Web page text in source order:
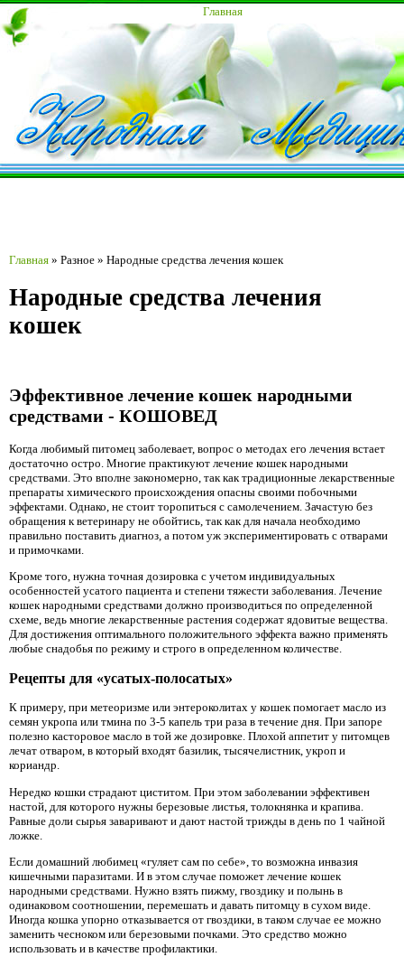
Главная
Главная » Разное » Народные средства лечения кошек
Народные средства лечения
кошек
Эффективное лечение кошек народными
средствами - КОШОВЕД
Когда любимый питомец заболевает, вопрос о методах его лечения встает
достаточно остро. Многие практикуют лечение кошек народными
средствами. Это вполне закономерно, так как традиционные лекарственные
препараты химического происхождения опасны своими побочными
эффектами. Однако, не стоит торопиться с самолечением. Зачастую без
обращения к ветеринару не обойтись, так как для начала необходимо
правильно поставить диагноз, а потом уж экспериментировать с отварами
и примочками.
Кроме того, нужна точная дозировка с учетом индивидуальных
особенностей усатого пациента и степени тяжести заболевания. Лечение
кошек народными средствами должно производиться по определенной
схеме, ведь многие лекарственные растения содержат ядовитые вещества.
Для достижения оптимального положительного эффекта важно применять
любые снадобья по режиму и строго в определенном количестве.
Рецепты для «усатых-полосатых»
К примеру, при метеоризме или энтероколитах у кошек помогает масло из
семян укропа или тмина по 3-5 капель три раза в течение дня. При запоре
полезно касторовое масло в той же дозировке. Плохой аппетит у питомцев
лечат отваром, в который входят базилик, тысячелистник, укроп и
кориандр.
Нередко кошки страдают циститом. При этом заболевании эффективен
настой, для которого нужны березовые листья, толокнянка и крапива.
Равные доли сырья заваривают и дают настой трижды в день по 1 чайной
ложке.
Если домашний любимец «гуляет сам по себе», то возможна инвазия
кишечными паразитами. И в этом случае поможет лечение кошек
народными средствами. Нужно взять пижму, гвоздику и полынь в
одинаковом соотношении, перемешать и давать питомцу в сухом виде.
Иногда кошка упорно отказывается от гвоздики, в таком случае ее можно
заменить чесноком или березовыми почками. Это средство можно
использовать и в качестве профилактики.